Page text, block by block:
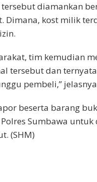
diamankan
Dimana, kost milik
tim kemudian
tersebut dan
pembeli,”
beserta barang
Sumbawa
(SHM)